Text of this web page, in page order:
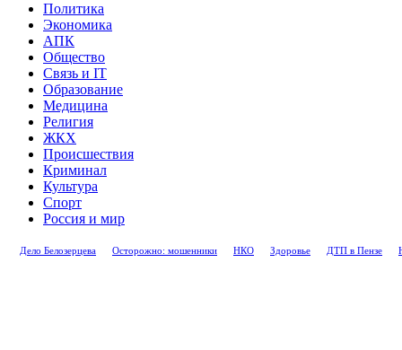
Политика
Экономика
АПК
Общество
Связь и IT
Образование
Медицина
Религия
ЖКХ
Происшествия
Криминал
Культура
Спорт
Россия и мир
Дело Белозерцева Осторожно: мошенники НКО Здоровье ДТП в Пензе